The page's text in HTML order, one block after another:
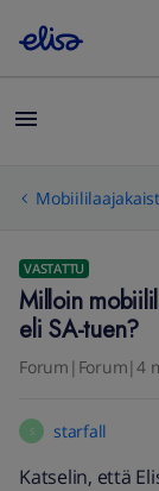
VASTATTU
Milloin
eli SA-tuen?
Forum|Forum|4
S starfall
Katselin, että